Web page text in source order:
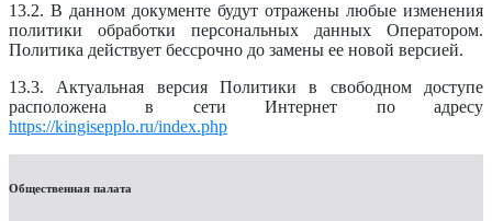
13.2. В данном документе будут отражены любые изменения
политики обработки персональных данных Оператором.
Политика действует бессрочно до замены ее новой версией.
13.3. Актуальная версия Политики в свободном доступе
расположена в сети Интернет по адресу
https://kingisepplo.ru/index.php
Общественная палата